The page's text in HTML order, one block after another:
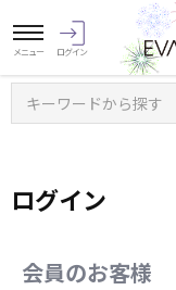
キーワードから探す
ログイン
会員のお客様